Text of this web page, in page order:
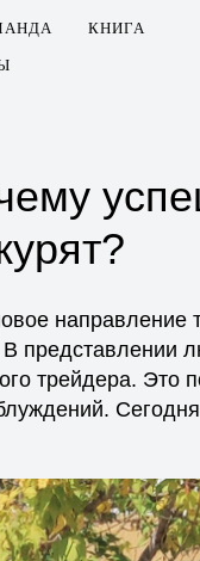
КНИГА
представлении
трейдера. Это